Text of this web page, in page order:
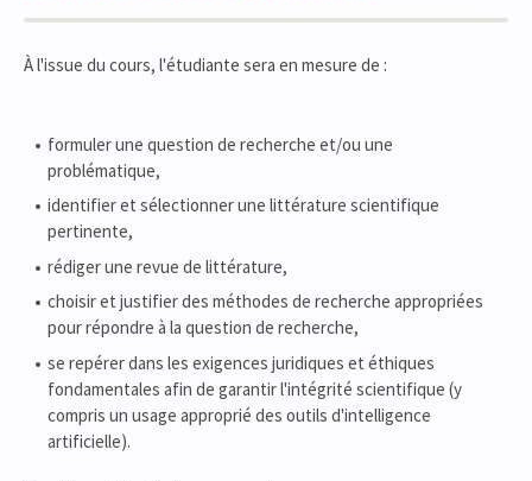
À l'issue du cours, l'étudiante sera en mesure de :
formuler une question de recherche et/ou une
problématique,
identifier et sélectionner une littérature scientifique
pertinente,
rédiger une revue de littérature,
choisir et justifier des méthodes de recherche appropriées
pour répondre à la question de recherche,
se repérer dans les exigences juridiques et éthiques
fondamentales afin de garantir l'intégrité scientifique (y
compris un usage approprié des outils d'intelligence
artificielle).